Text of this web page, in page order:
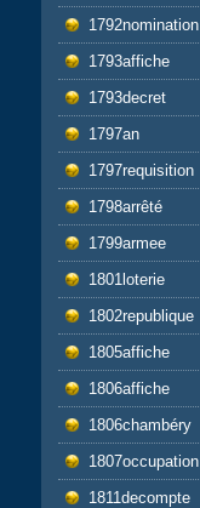
1792nomination
1793affiche
1793decret
1797an
1797requisition
1798arrêté
1799armee
1801loterie
1802republique
1805affiche
1806affiche
1806chambéry
1807occupation
1811decompte